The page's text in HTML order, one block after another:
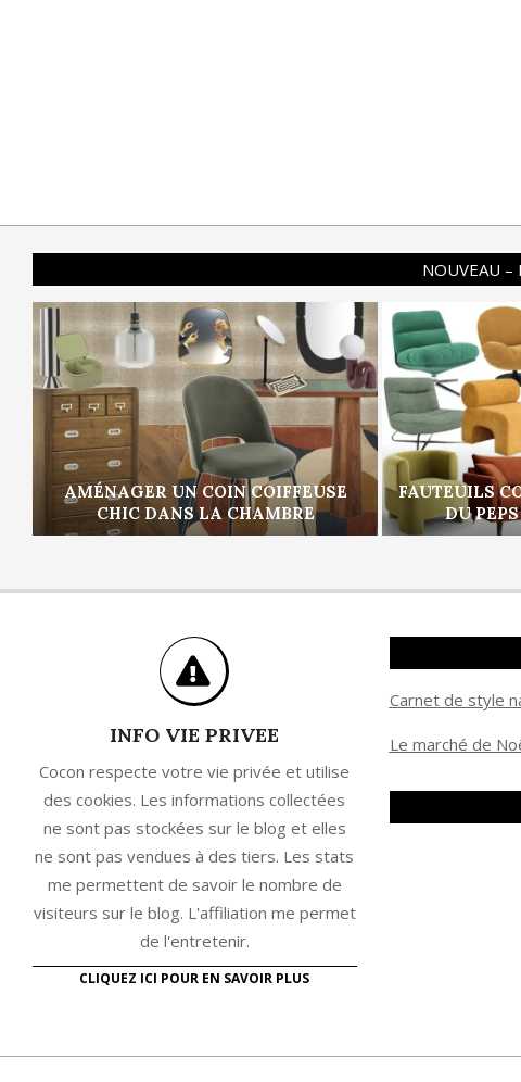
NOUVEAU –
AMÉNAGER UN COIN COIFFEUSE
CHIC DANS LA CHAMBRE
FAUTEUILS
DU
INFO VIE PRIVEE
Cocon respecte votre vie privée et utilise
des cookies. Les informations collectées
ne sont pas stockées sur le blog et elles
ne sont pas vendues à des tiers. Les stats
me permettent de savoir le nombre de
visiteurs sur le blog. L'affiliation me permet
de l'entretenir.
CLIQUEZ ICI POUR EN SAVOIR PLUS
Carnet de style
Le marché de